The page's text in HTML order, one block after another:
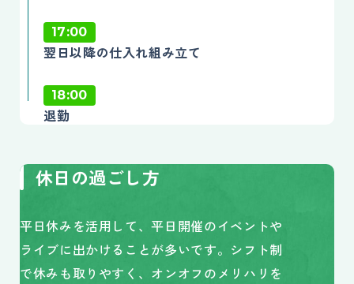
17:00
翌日以降の仕入れ組み立て
18:00
退勤
休日の過ごし方
平日休みを活用して、平日開催のイベントや
ライブに出かけることが多いです。シフト制
で休みも取りやすく、オンオフのメリハリを